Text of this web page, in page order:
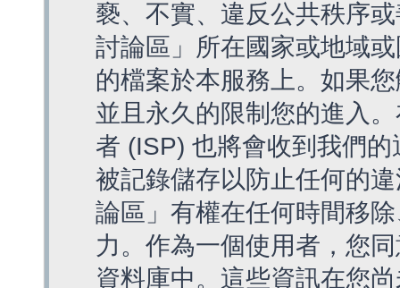
褻、不實、違反公共秩序
討論區」所在國家或地域
的檔案於本服務上。如果
並且永久的限制您的進入
者 (ISP) 也將會收到我們
被記錄儲存以防止任何的
論區」有權在任何時間移
力。作為一個使用者，您
資料庫中。這些資訊在您